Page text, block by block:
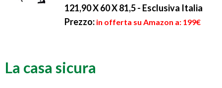
121,90 X 60 X 81,5 - Esclusiva Italia
Prezzo: in offerta su Amazon a: 199€
La casa sicura